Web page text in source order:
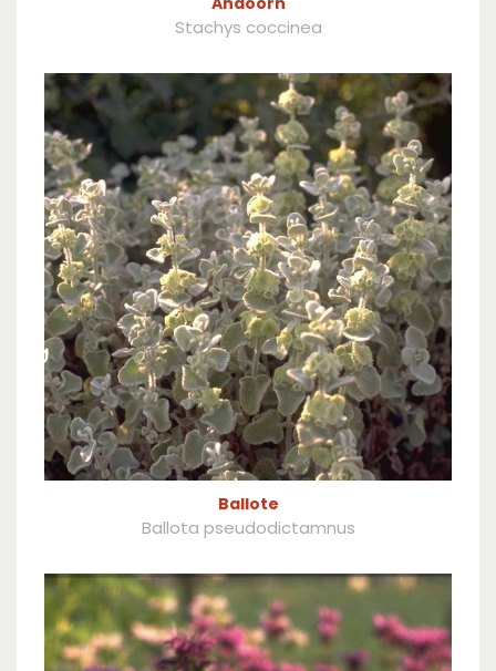
Stachys coccinea
Ballote
Ballota pseudodictamnus